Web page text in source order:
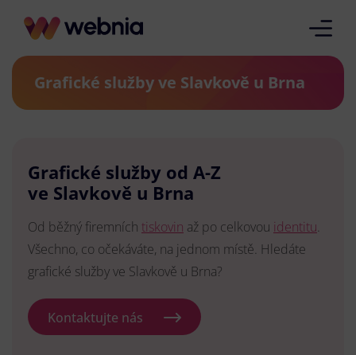
Grafické služby ve Slavkově u Brna
Grafické služby od A-Z
ve Slavkově u Brna
Od běžný firemních tiskovin až po celkovou identitu.
Všechno, co očekáváte, na jednom místě. Hledáte
grafické služby ve Slavkově u Brna?
Kontaktujte nás